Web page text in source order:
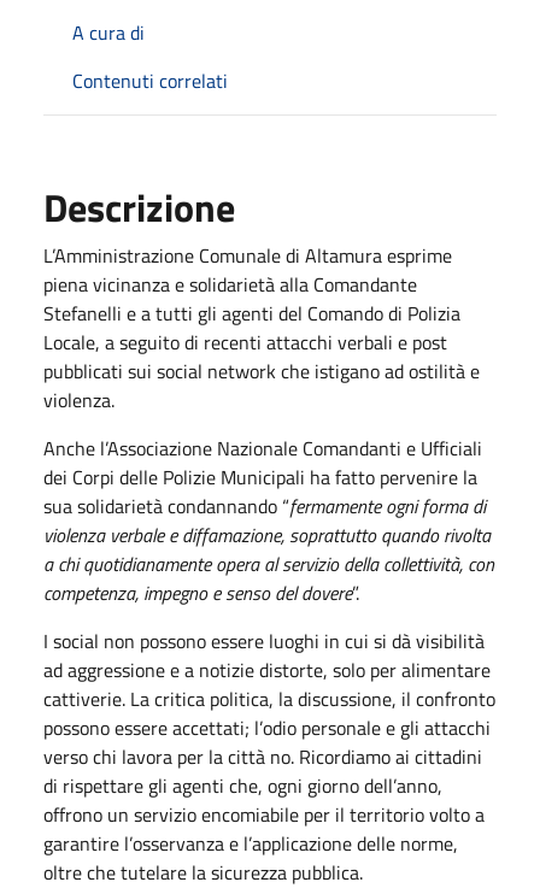
A cura di
Contenuti correlati
Descrizione
L’Amministrazione Comunale di Altamura esprime
piena vicinanza e solidarietà alla Comandante
Stefanelli e a tutti gli agenti del Comando di Polizia
Locale, a seguito di recenti attacchi verbali e post
pubblicati sui social network che istigano ad ostilità e
violenza.
Anche l’Associazione Nazionale Comandanti e Ufficiali
dei Corpi delle Polizie Municipali ha fatto pervenire la
sua solidarietà condannando “fermamente ogni forma di
violenza verbale e diffamazione, soprattutto quando rivolta
a chi quotidianamente opera al servizio della collettività, con
competenza, impegno e senso del dovere”.
I social non possono essere luoghi in cui si dà visibilità
ad aggressione e a notizie distorte, solo per alimentare
cattiverie. La critica politica, la discussione, il confronto
possono essere accettati; l’odio personale e gli attacchi
verso chi lavora per la città no. Ricordiamo ai cittadini
di rispettare gli agenti che, ogni giorno dell’anno,
offrono un servizio encomiabile per il territorio volto a
garantire l’osservanza e l’applicazione delle norme,
oltre che tutelare la sicurezza pubblica.